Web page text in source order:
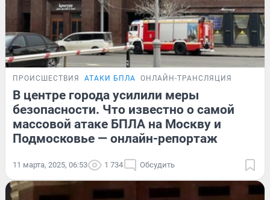
ПРОИСШЕСТВИЯ АТАКИ БПЛА ОНЛАЙН-ТРАНСЛЯЦИЯ
В центре города усилили меры
безопасности. Что известно о самой
массовой атаке БПЛА на Москву и
Подмосковье — онлайн-репортаж
11 марта, 2025, 06:53 1 734 Обсудить